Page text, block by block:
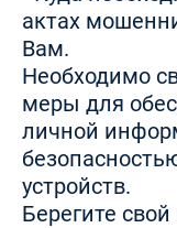
актах
Вам.
Необходимо
меры для
личной
устройств.
Берегите